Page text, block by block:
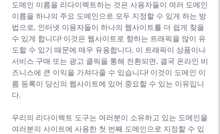
도메인 이름을 리다이렉트하는 것은 사용자들이 여러 도메인
이름을 하나의 주요 도메인으로 모두 지정할 수 있게 하는 방
법으로, 인터넷 이용자들이 하나의 웹사이트를 더 쉽게 찾을
수 있게 합니다! 이것은 웹사이트로 향하는 트래픽을 많이 유
도할 수 있기 때문에 매우 유용합니다. 이 트래픽이 상품이나
서비스 구매 또는 광고 클릭을 통해 전환되면, 결국 온라인 비
즈니스에 큰 이익을 가져다줄 수 있습니다! 이것이 도메인 이
름 등록이 당신의 웹사이트에 있어 중요할 수 있는 이유입니
다.
우리의 리다이렉트 도구는 여러분이 소유하고 있는 도메인을
여러분의 사이트에 사용한 첫 번째 도메인으로 지정할 수 있